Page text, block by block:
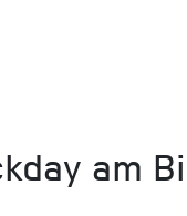
am